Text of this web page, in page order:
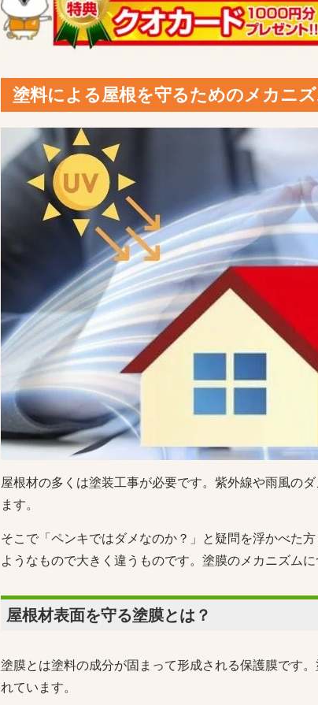
塗料による屋根を守るためのメカニ
屋根材の多くは塗装工事が必要です。紫外線や雨風の
ます。
そこで「ペンキではダメなのか？」と疑問を浮かべた
ようなもので大きく違うものです。塗膜のメカニズム
屋根材表面を守る塗膜とは？
塗膜とは塗料の成分が固まって形成される保護膜です
れています。